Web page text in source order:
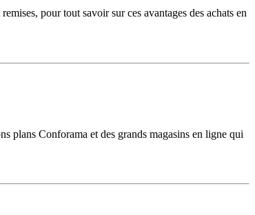
pour tout savoir sur ces avantages des achats en
plans Conforama et des grands magasins en ligne qui